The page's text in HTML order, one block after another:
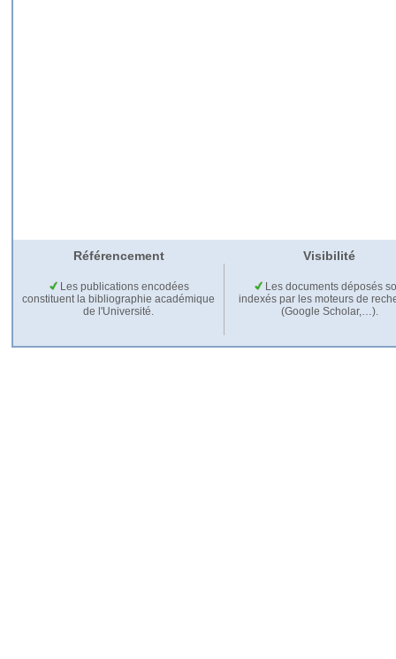
Référencement Visibilité
Les publications encodées
constituent la bibliographie académique
de l'Université.
Les documents déposés
indexés par les moteurs de
(Google Scholar,…).